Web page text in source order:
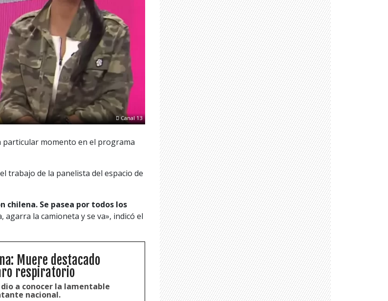
Canal 13
momento en el programa
trabajo de la panelista del espacio de
chilena. Se pasea por todos los
agarra la camioneta y se va», indicó el
Muere destacado
respiratorio
a conocer la lamentable
nacional.